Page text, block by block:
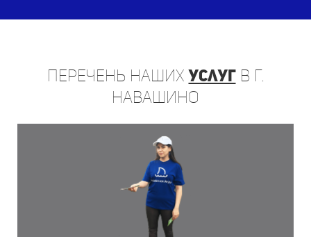
Перечень нашихуслугв г.
Навашино